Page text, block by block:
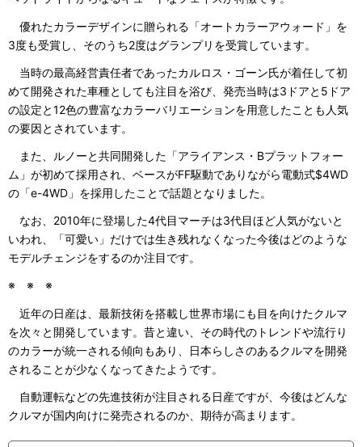
優れたカラーデザインに贈られる「オートカラーアウォード」を
3度も受賞し、そのうち2度はグランプリを受賞しています。
当時の最高経営責任者であったカルロス・ゴーン氏が着任して初
めて開発された車種としても注目を浴び、発売当時は3ドアと5ドア
の設定と12色の豊富なカラーバリエーションを用意したことも人気
の要因とされています。
また、ルノーと共同開発した「アライアンス・Bプラットフォー
ム」が初めて採用され、ベースがFF駆動でありながら電動式$4WD
の「e-4WD」を採用したことで話題となりました。
なお、2010年に登場した4代目マーチは3代目ほど人気がないと
いわれ、「可愛い」だけでは生き残れなくなった今後はどのような
モデルチェンジをするのか注目です。
※ ※ ※
近年の日産は、最新技術を搭載し世界市場にも目を向けたクルマ
を次々と開発しています。昔と違い、その時代のトレンドや流行り
のカラーが統一される傾向もあり、日本らしさのあるクルマを開発
されることが少なくなってきたようです。
自動運転などの先進技術が注目される日産ですが、今後はどんな
クルマが国内向けに発売されるのか、期待が高まります。